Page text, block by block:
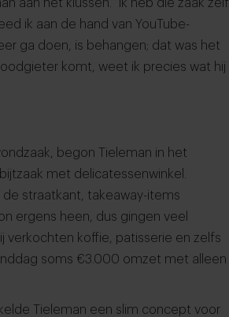
aan het klussen. "Ik heb die zaak zelf
ik aan de hand van YouTube-
ga doen, is behangen; dat was het
komt, weet ik precies wat hij
begon Tieleman in het
met delicatessenwinkel.
de straatkant, takeaway-items
ergens heen, dus gingen veel
verkochten koffie, patisserie en zelfs
soms €3.000 omzet met alleen
Tieleman een slim concept voor